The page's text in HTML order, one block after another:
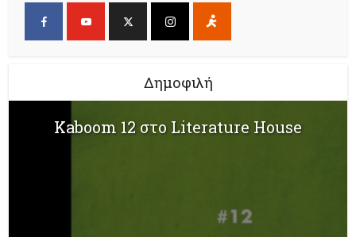
Δημοφιλή
Kaboom 12 στο Literature House